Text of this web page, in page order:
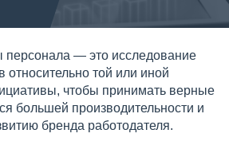
персонала — это исследование
относительно той или иной
чтобы принимать верные
большей производительности и
бренда работодателя.